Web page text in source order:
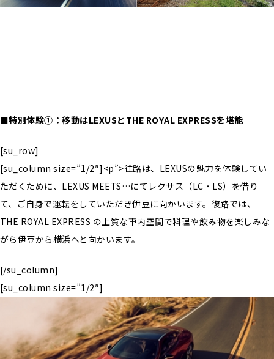
■特別体験①：移動はLEXUSとTHE ROYAL EXPRESSを堪能
[su_row]
[su_column size=”1/2″]<p”>往路は、LEXUSの魅力を体験してい
ただくために、LEXUS MEETS…にてレクサス（LC・LS）を借り
て、ご自身で運転をしていただき伊豆に向かいます。復路では、
THE ROYAL EXPRESS の上質な車内空間で料理や飲み物を楽しみな
がら伊豆から横浜へと向かいます。
[/su_column]
[su_column size=”1/2″]